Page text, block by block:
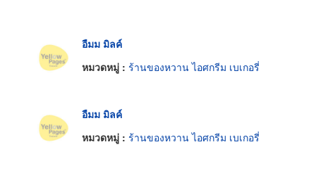
อืมม มิลค์
หมวดหมู่ : ร้านของหวาน ไอศกรีม เบเกอรี่
อืมม มิลค์
หมวดหมู่ : ร้านของหวาน ไอศกรีม เบเกอรี่